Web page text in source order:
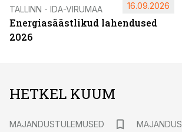
TALLINN - IDA-VIRUMAA
Energiasäästlikud lahendused
2026
16.09.2026
HETKEL KUUM
MAJANDUSTULEMUSED